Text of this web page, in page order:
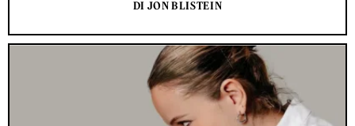
DI JON BLISTEIN